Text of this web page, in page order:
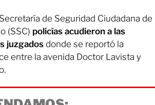
de Seguridad Ciudadana de
(SSC) policías acudieron a las
juzgados donde se reportó la
entre la avenida Doctor Lavista y